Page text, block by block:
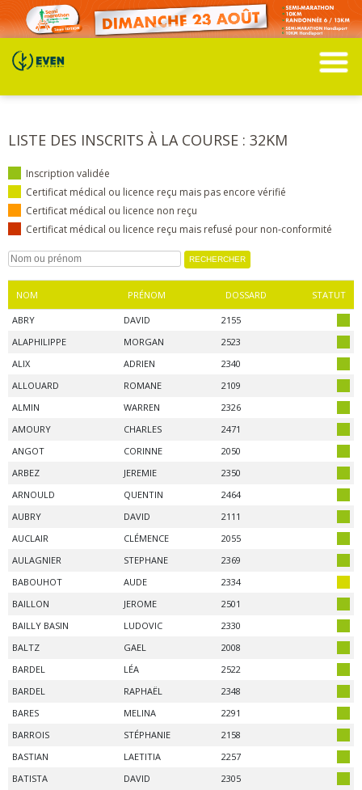
LISTE DES INSCRITS À LA COURSE : 32KM
Inscription validée
Certificat médical ou licence reçu mais pas encore vérifié
Certificat médical ou licence non reçu
Certificat médical ou licence reçu mais refusé pour non-conformité
NOM PRÉNOM DOSSARD STATUT
ABRY DAVID
2155
ALAPHILIPPE
MORGAN
2523
ALIX
ADRIEN
2340
ALLOUARD
ROMANE
2109
ALMIN
WARREN
2326
AMOURY
CHARLES
2471
ANGOT
CORINNE
2050
ARBEZ
JEREMIE
2350
ARNOULD
QUENTIN
2464
AUBRY
DAVID
2111
AUCLAIR
CLÉMENCE
2055
AULAGNIER
STEPHANE
2369
BABOUHOT
AUDE
2334
BAILLON
JEROME
2501
BAILLY BASIN
LUDOVIC
2330
BALTZ
GAEL
2008
BARDEL
LÉA
2522
BARDEL
RAPHAËL
2348
BARES
MELINA
2291
BARROIS
STÉPHANIE
2158
BASTIAN
LAETITIA
2257
BATISTA
DAVID
2305